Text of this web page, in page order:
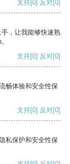
支持[0] 反对[0]
，让我能够快速熟
支持[0] 反对[0]
畅体验和安全性保
支持[0] 反对[0]
私保护和安全性保